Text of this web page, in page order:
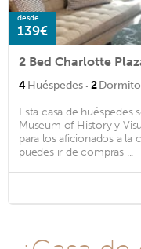
desde
139€
4Huéspedes · 2
Esta casa de
Museum of History y
para los aficionados a la
puedes ir de compras ...